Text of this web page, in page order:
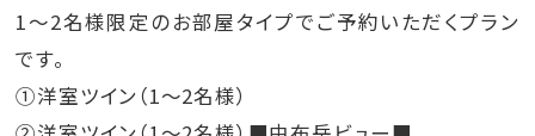
1～2名様限定のお部屋タイプでご予約いただくプラン
です。
①洋室ツイン（1〜2名様）